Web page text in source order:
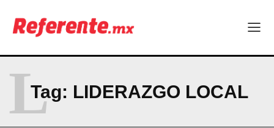
Becas internacionales abren nuevas oportunidades para
profesionistas chihuahuenses
Linux nació como un hobby y hoy mueve la tecnología global
Technology
Tag: LIDERAZGO LOCAL
L